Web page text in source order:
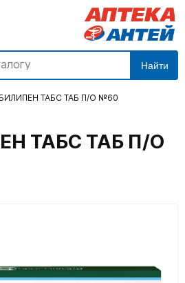
Найти
ТАБС ТАБ П/О №60
ТАБС ТАБ П/О